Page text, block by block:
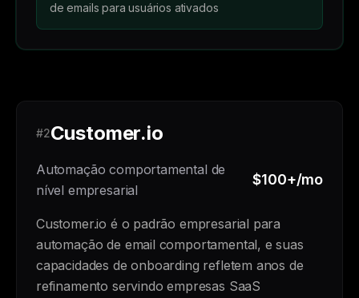
de emails para usuários ativados
#2Customer.io
Automação comportamental de
nível empresarial
$100+/mo
Customer.io é o padrão empresarial para
automação de email comportamental, e suas
capacidades de onboarding refletem anos de
refinamento servindo empresas SaaS